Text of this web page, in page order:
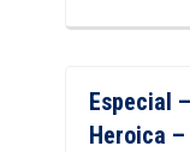
Especial
Heroica